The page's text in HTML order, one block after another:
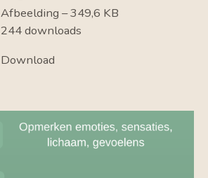
Afbeelding – 349,6 KB
244 downloads
Download